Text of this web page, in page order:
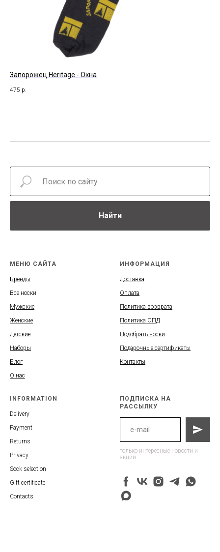
Запорожец Heritage - Окна
475 р.
Найти
МЕНЮ САЙТА
Бренды
Все носки
Мужские
Женские
Детские
Наборы
Блог
О нас
ИНФОРМАЦИЯ
Доставка
Оплата
Политика возврата
Политика ОПД
Подобрать носки
Подарочные сертификаты
Контакты
INFORMATION
Delivery
Payment
Returns
Privacy
Sock selection
Gift certificate
Contacts
ПОДПИСКА НА
РАССЫЛКУ
только интересные новости и
акции